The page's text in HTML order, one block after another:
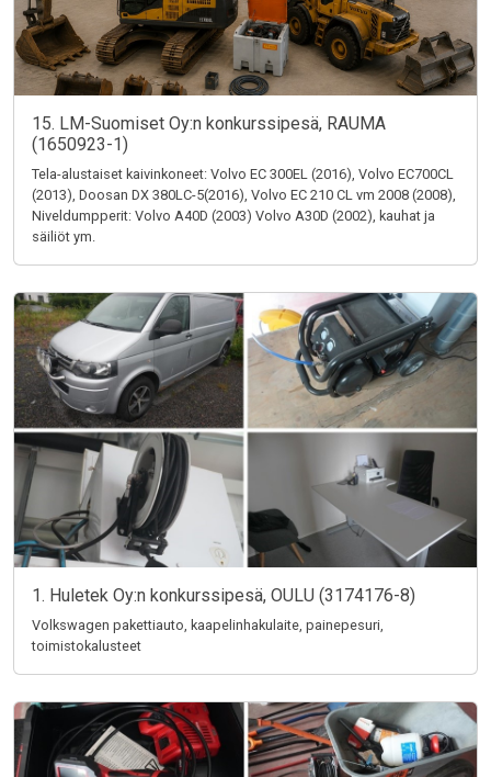
15. LM-Suomiset Oy:n konkurssipesä, RAUMA
(1650923-1)
Tela-alustaiset kaivinkoneet: Volvo EC 300EL (2016), Volvo EC700CL
(2013), Doosan DX 380LC-5(2016), Volvo EC 210 CL vm 2008 (2008),
Niveldumpperit: Volvo A40D (2003) Volvo A30D (2002), kauhat ja
säiliöt ym.
1. Huletek Oy:n konkurssipesä, OULU (3174176-8)
Volkswagen pakettiauto, kaapelinhakulaite, painepesuri,
toimistokalusteet